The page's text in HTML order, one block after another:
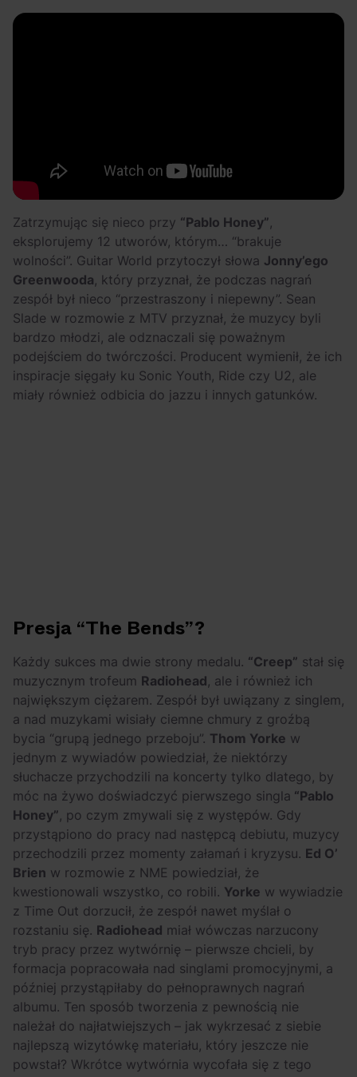
Zatrzymując się nieco przy “Pablo Honey”,
eksplorujemy 12 utworów, którym… “brakuje
wolności”. Guitar World przytoczył słowa Jonny’ego
Greenwooda, który przyznał, że podczas nagrań
zespół był nieco “przestraszony i niepewny”. Sean
Slade w rozmowie z MTV przyznał, że muzycy byli
bardzo młodzi, ale odznaczali się poważnym
podejściem do twórczości. Producent wymienił, że ich
inspiracje sięgały ku Sonic Youth, Ride czy U2, ale
miały również odbicia do jazzu i innych gatunków.
Presja “The Bends”?
Każdy sukces ma dwie strony medalu. “Creep” stał się
muzycznym trofeum Radiohead, ale i również ich
największym ciężarem. Zespół był uwiązany z singlem,
a nad muzykami wisiały ciemne chmury z groźbą
bycia “grupą jednego przeboju”. Thom Yorke w
jednym z wywiadów powiedział, że niektórzy
słuchacze przychodzili na koncerty tylko dlatego, by
móc na żywo doświadczyć pierwszego singla “Pablo
Honey”, po czym zmywali się z występów. Gdy
przystąpiono do pracy nad następcą debiutu, muzycy
przechodzili przez momenty załamań i kryzysu. Ed O’
Brien w rozmowie z NME powiedział, że
kwestionowali wszystko, co robili. Yorke w wywiadzie
z Time Out dorzucił, że zespół nawet myślał o
rozstaniu się. Radiohead miał wówczas narzucony
tryb pracy przez wytwórnię – pierwsze chcieli, by
formacja popracowała nad singlami promocyjnymi, a
później przystąpiłaby do pełnoprawnych nagrań
albumu. Ten sposób tworzenia z pewnością nie
należał do najłatwiejszych – jak wykrzesać z siebie
najlepszą wizytówkę materiału, który jeszcze nie
powstał? Wkrótce wytwórnia wycofała się z tego